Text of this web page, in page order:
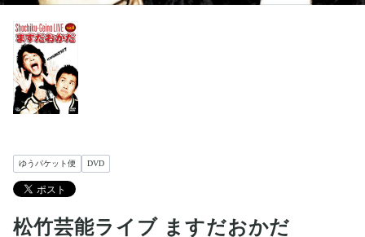
ゆうパケット便 DVD
松竹芸能ライブ ますだおかだ